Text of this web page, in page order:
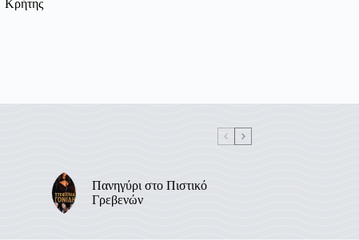
Κρήτης
Πανηγύρι στο Πιστικό
Γρεβενών